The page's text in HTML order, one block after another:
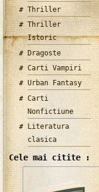
Thriller
Thriller
Istoric
Dragoste
Carti Vampiri
Urban Fantasy
Carti
Nonfictiune
Literatura
clasica
Cele mai citite :